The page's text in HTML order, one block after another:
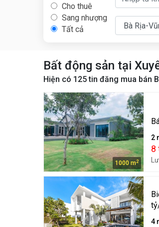
Cho thuê
Sang nhượng
Tất cả
Bất động sản tại
Hiện có 125tin đăng mua bán
1000 m2
2
8
4